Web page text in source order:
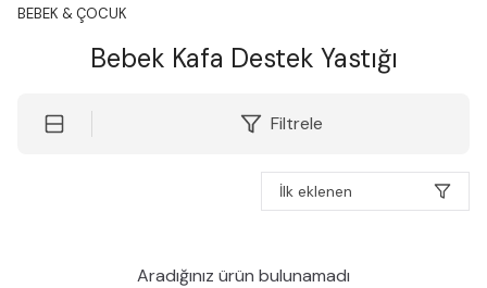
BEBEK & ÇOCUK
Bebek Kafa Destek Yastığı
Filtrele
İlk eklenen
Aradığınız ürün bulunamadı